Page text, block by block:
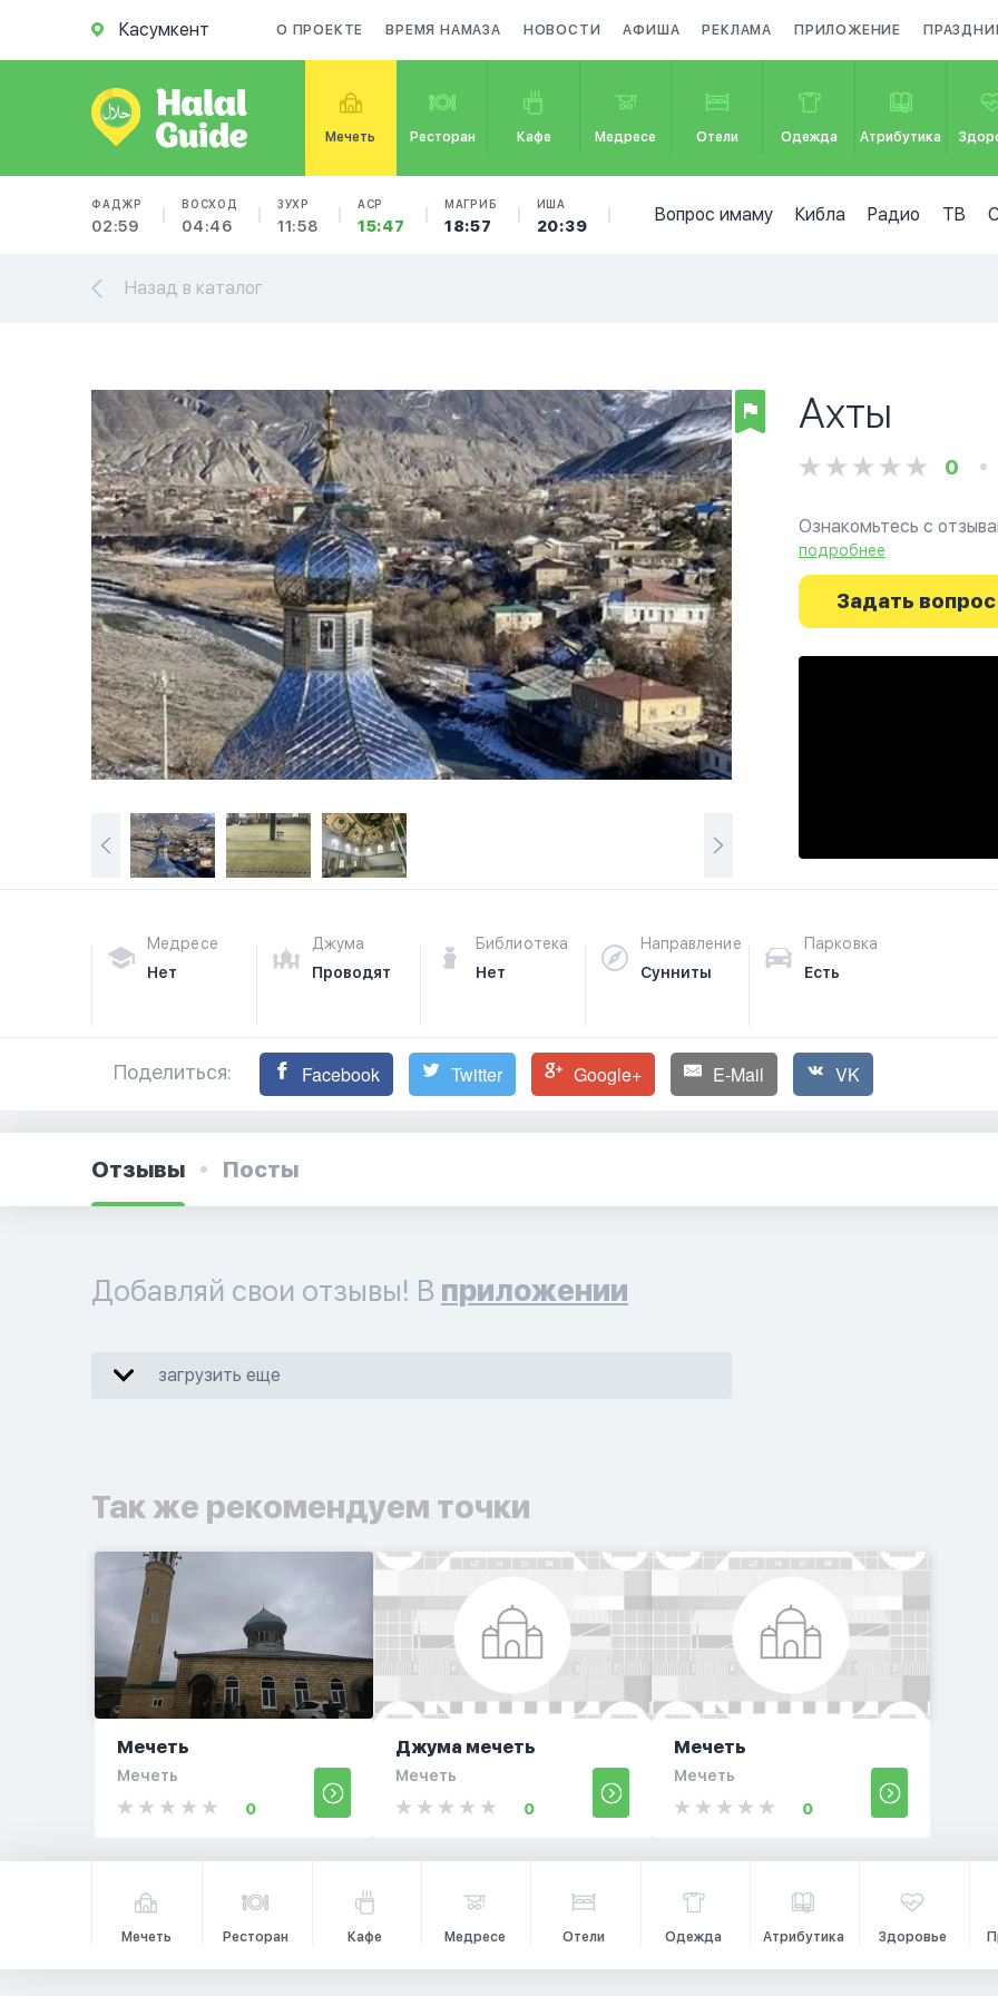
Касумкент О ПРОЕКТЕ ВРЕМЯ НАМАЗА НОВОСТИ АФИША РЕКЛАМА ПРИЛОЖЕНИЕ
Мечеть Ресторан Кафе Медресе Отели Одежда Атрибутика
ФАДЖР
02:59
ВОСХОД
04:46
ЗУХР
11:58
АСР
15:47
МАГРИБ
18:57
ИША
20:39
Вопрос имаму Кибла Радио ТВ
Назад в каталог
Ахты
0
Ознакомьтесь с
фотографиях и
начинается здесь.
подробнее
Задать
Медресе
Нет
Джума
Проводят
Библиотека
Нет
Направление
Сунниты
Парковка
Есть
Поделиться: Facebook Twitter Google+ E-Mail VK
Отзывы Посты
Добавляй свои отзывы! В приложении
загрузить еще
Так же рекомендуем точки
Мечеть
Мечеть
0
Джума мечеть
Мечеть
0
Мечеть
Мечеть
0
Мечеть Ресторан Кафе Медресе Отели Одежда Атрибутика Здоровье